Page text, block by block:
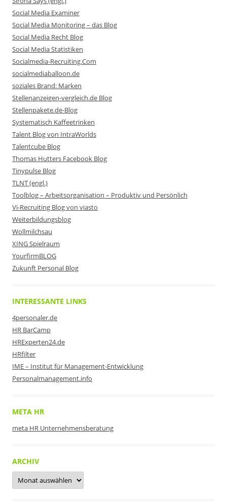
Social Media Examiner
Social Media Monitoring – das Blog
Social Media Recht Blog
Social Media Statistiken
Socialmedia-Recruiting.Com
socialmediaballoon.de
soziales Brand: Marken
Stellenanzeigen-vergleich.de Blog
Stellenpakete.de-Blog
Systematisch Kaffeetrinken
Talent Blog von IntraWorlds
Talentcube Blog
Thomas Hutters Facebook Blog
Tinypulse Blog
TLNT (engl.)
Toolblog – Arbeitsorganisation – Produktiv und Persönlich
Vi-Recruiting Blog von viasto
Weiterbildungsblog
Wollmilchsau
XING Spielraum
YourfirmBLOG
Zukunft Personal Blog
INTERESSANTE LINKS
4personaler.de
HR BarCamp
HRExperten24.de
HRfilter
IME – Institut für Management-Entwicklung
Personalmanagement.info
META HR
meta HR Unternehmensberatung
ARCHIV
Archiv